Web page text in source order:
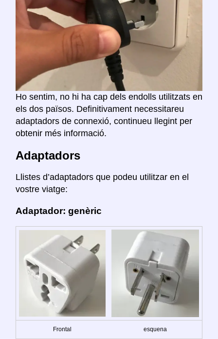
Ho sentim, no hi ha cap dels endolls utilitzats en
els dos països. Definitivament necessitareu
adaptadors de connexió, continueu llegint per
obtenir més informació.
Adaptadors
Llistes d’adaptadors que podeu utilitzar en el
vostre viatge:
Adaptador: genèric
Frontal esquena